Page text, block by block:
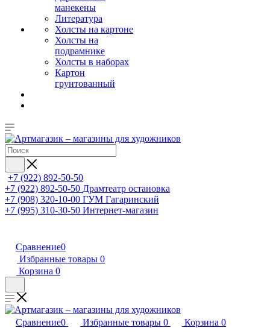
манекены
Литература
Холсты на картоне
Холсты на
подрамнике
Холсты в наборах
Картон
грунтованный
+7 (922) 892-50-50
+7 (922) 892-50-50 Драмтеатр остановка
+7 (908) 320-10-00 ГУМ Гагаринский
+7 (995) 310-30-50 Интернет-магазин
Сравнение0
Избранные товары 0
Корзина 0
Сравнение0 Избранные товары 0 Корзина 0